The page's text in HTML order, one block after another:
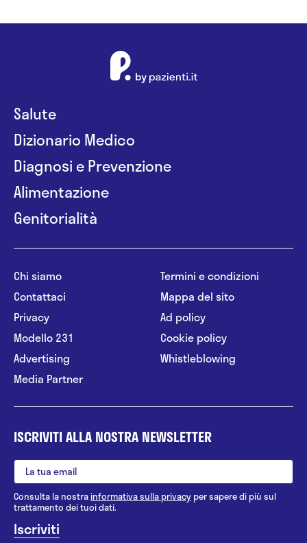
Salute
Dizionario Medico
Diagnosi e Prevenzione
Alimentazione
Genitorialità
Chi siamo
Contattaci
Privacy
Modello 231
Advertising
Media Partner
Termini e condizioni
Mappa del sito
Ad policy
Cookie policy
Whistleblowing
ISCRIVITI ALLA NOSTRA NEWSLETTER
Consulta la nostrainformativa sulla privacy per sapere di più sul
trattamento dei tuoi dati.